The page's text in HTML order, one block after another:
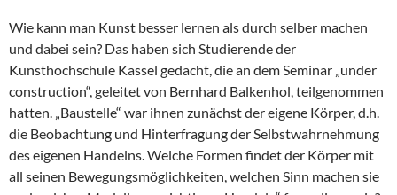
Wie kann man Kunst besser lernen als durch selber machen
und dabei sein? Das haben sich Studierende der
Kunsthochschule Kassel gedacht, die an dem Seminar „under
construction“, geleitet von Bernhard Balkenhol, teilgenommen
hatten. „Baustelle“ war ihnen zunächst der eigene Körper, d.h.
die Beobachtung und Hinterfragung der Selbstwahrnehmung
des eigenen Handelns. Welche Formen findet der Körper mit
all seinen Bewegungsmöglichkeiten, welchen Sinn machen sie